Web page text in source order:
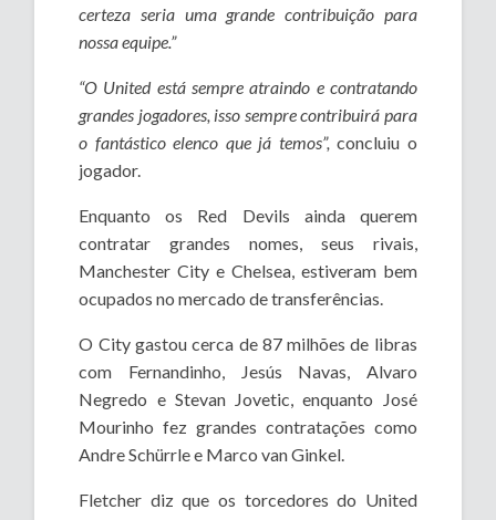
certeza seria uma grande contribuição para
nossa equipe.”
“O United está sempre atraindo e contratando
grandes jogadores, isso sempre contribuirá para
o fantástico elenco que já temos”, concluiu o
jogador.
Enquanto os Red Devils ainda querem
contratar grandes nomes, seus rivais,
Manchester City e Chelsea, estiveram bem
ocupados no mercado de transferências.
O City gastou cerca de 87 milhões de libras
com Fernandinho, Jesús Navas, Alvaro
Negredo e Stevan Jovetic, enquanto José
Mourinho fez grandes contratações como
Andre Schürrle e Marco van Ginkel.
Fletcher diz que os torcedores do United